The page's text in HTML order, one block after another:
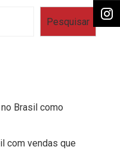
Pesquisar
Brasil como
com vendas que